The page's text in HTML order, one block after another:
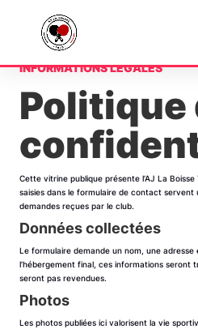
INFORMATIONS LÉGALES
Politique
Cette vitrine publique présente l’AJ La
saisies dans le formulaire de contact servent
demandes reçues par le club.
Données collectées
Le formulaire demande un nom, une adresse
l’hébergement final, ces informations seront
seront pas revendues.
Photos
Les photos publiées ici valorisent la vie